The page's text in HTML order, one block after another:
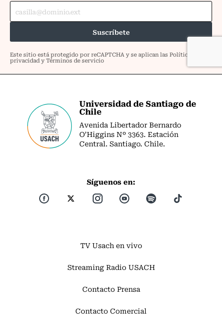
Universidad de Santiago de
Chile
Avenida Libertador Bernardo
O’Higgins Nº 3363. Estación
Central. Santiago. Chile.
Síguenos en:
TV Usach en vivo
Streaming Radio USACH
Contacto Prensa
Contacto Comercial